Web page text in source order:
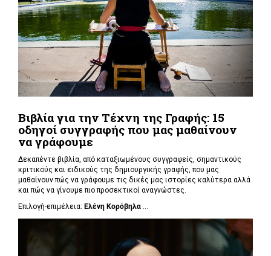
Βιβλία για την Τέχνη της Γραφής: 15
οδηγοί συγγραφής που μας μαθαίνουν
να γράφουμε
Δεκαπέντε βιβλία, από καταξιωμένους συγγραφείς, σημαντικούς
κριτικούς και ειδικούς της δημιουργικής γραφής, που μας
μαθαίνουν πώς να γράφουμε τις δικές μας ιστορίες καλύτερα αλλά
και πώς να γίνουμε πιο προσεκτικοί αναγνώστες.
Επιλογή-επιμέλεια: Ελένη Κορόβηλα ...